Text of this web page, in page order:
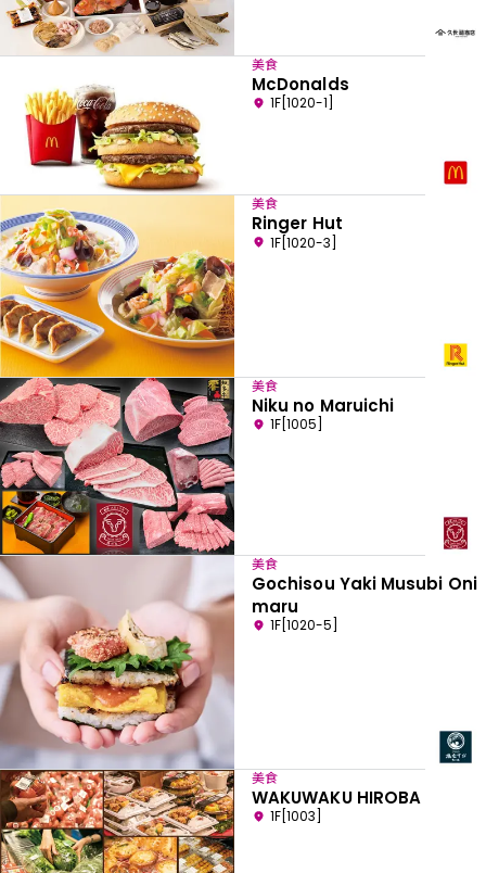
美食
McDonalds
1F[1020-1]
美食
Ringer Hut
1F[1020-3]
美食
Niku no Maruichi
1F[1005]
美食
Gochisou Yaki Musubi Oni
maru
1F[1020-5]
美食
WAKUWAKU HIROBA
1F[1003]